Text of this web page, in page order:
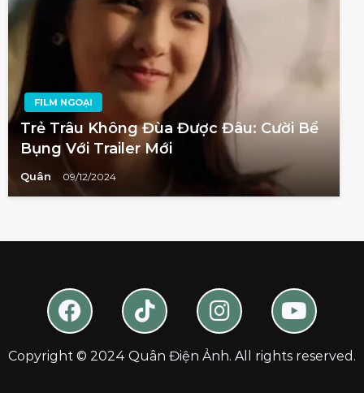
FILM NGOẠI
Trẻ Trâu Không Đùa Được Đâu: Cười Bể
Bụng Với Trailer Mới
Quân 09/12/2024
Copyright © 2024 Quân Điện Ảnh. All rights reserved.